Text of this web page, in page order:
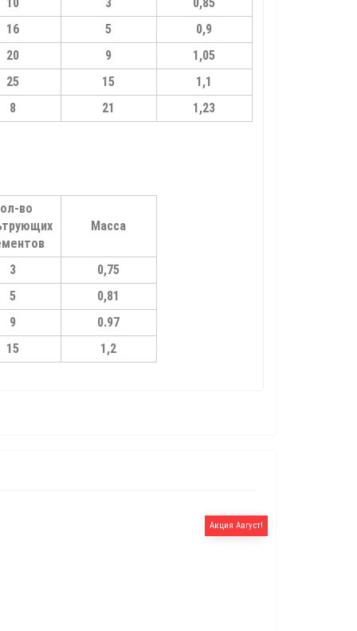
16
5
0,9
20
9
1,05
25
15
1,1
8
21 1,23
во
Масса
3
0,75
5
0,81
9
0.97
15
1,2
Акция Август!